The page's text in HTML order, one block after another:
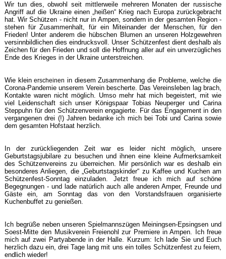
Wir tun dies, obwohl seit mittlerweile mehreren Monaten der russische
Angriff auf die Ukraine einen „heißen“ Krieg nach Europa zurückgebracht
hat. Wir Schützen - nicht nur in Ampen, sondern in der gesamten Region -
stehen für Zusammenhalt, für ein Miteinander der Menschen, für den
Frieden! Unter anderem die hübschen Blumen an unseren Holzgewehren
versinnbildlichen dies eindrucksvoll. Unser Schützenfest dient deshalb als
Zeichen für den Frieden und soll die Hoffnung aller auf ein unverzügliches
Ende des Krieges in der Ukraine unterstreichen.
Wie kleinerscheinen in diesem Zusammenhang die Probleme, welche die
Corona-Pandemie unserem Verein bescherte. Das Vereinsleben lag brach,
Kontakte waren nicht möglich. Umso mehr hat mich begeistert, mit wie
viel Leidenschaft sich unser Königspaar Tobias Neuperger und Carina
Steppuhn für den Schützenverein engagierte. Für das Engagement in den
vergangenen drei (!) Jahren bedanke ich mich bei Tobi und Carina sowie
dem gesamten Hofstaat herzlich.
In der zurückliegenden Zeit war es leider nicht möglich, unsere
Geburtstagsjubilare zu besuchen und ihnen eine kleine Aufmerksamkeit
des Schützenvereins zu überreichen. Mir persönlich war es deshalb ein
besonderes Anliegen, die „Geburtstagskinder“ zu Kaffee und Kuchen am
Schützenfest-Sonntag einzuladen. Jetzt freue ich mich auf schöne
Begegnungen - und lade natürlich auch alle anderen Amper, Freunde und
Gäste ein, am Sonntag das von den Vorstandsfrauen organisierte
Kuchenbuffet zu genießen.
Ich begrüße neben unseren Spielmannszügen Meiningsen-Epsingsen und
Soest-Mitte den Musikverein Freienohl zur Premiere in Ampen. Ich freue
mich auf zwei Partyabende in der Halle. Kurzum: Ich lade Sie und Euch
herzlich dazu ein, drei Tage lang mit uns ein tolles Schützenfest zu feiern,
endlich wieder!